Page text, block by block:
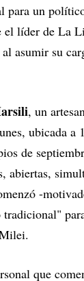
para un
el líder de La
asumir su
, un
ubicada a
de
abiertas,
-
que